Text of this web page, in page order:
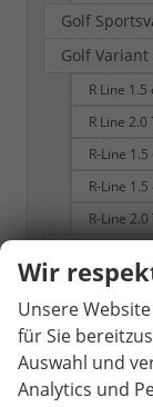
Golf
Golf Variant
R Line 1.5
R Line 2.0
R-Line 1.5
R-Line
R-Line
ID. Polo
Passat
1.5 TSI
2.0 TDI
Wir
Unsere
für Sie
Auswahl und
Analytics und